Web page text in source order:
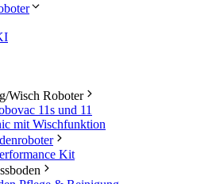
Wisch Roboter
11s und 11
mit Wischfunktion
Kit